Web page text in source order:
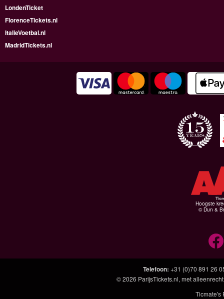
LondenTicket
FlorenceTickets.nl
ItalieVoetbal.nl
MadridTickets.nl
Hoogste
© Dun &
Telefoon: +31 (0)70 891 26
© 2026 ParijsTickets.nl, met
Ticmate's